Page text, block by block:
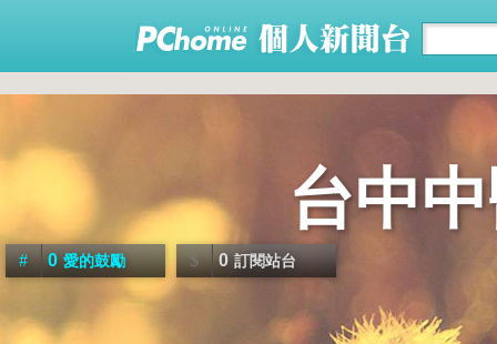
台中
0 愛的鼓勵 0 訂閱站台